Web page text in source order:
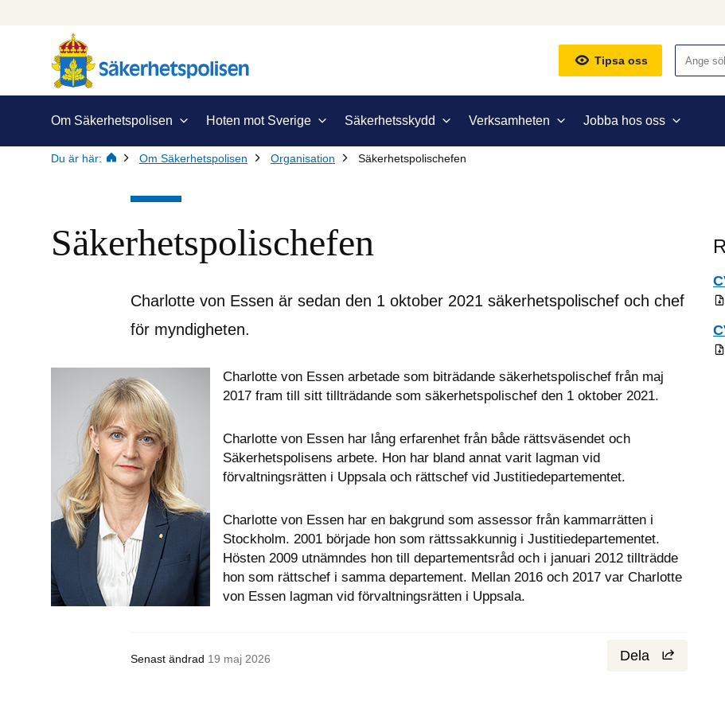
Tipsa oss
Om Säkerhetspolisen Hoten mot Sverige Säkerhetsskydd Verksamheten Jobba hos oss
Du är här: Om Säkerhetspolisen Organisation Säkerhetspolischefen
Säkerhetspolischefen
Charlotte von Essen är sedan den 1 oktober 2021 säkerhetspolischef och chef
för myndigheten.
Charlotte von Essen arbetade som biträdande säkerhetspolischef från maj
2017 fram till sitt tillträdande som säkerhetspolischef den 1 oktober 2021.
Charlotte von Essen har lång erfarenhet från både rättsväsendet och
Säkerhetspolisens arbete. Hon har bland annat varit lagman vid
förvaltningsrätten i Uppsala och rättschef vid Justitiedepartementet.
Charlotte von Essen har en bakgrund som assessor från kammarrätten i
Stockholm. 2001 började hon som rättssakkunnig i Justitiedepartementet.
Hösten 2009 utnämndes hon till departementsråd och i januari 2012 tillträdde
hon som rättschef i samma departement. Mellan 2016 och 2017 var Charlotte
von Essen lagman vid förvaltningsrätten i Uppsala.
Senast ändrad 19 maj 2026 Dela